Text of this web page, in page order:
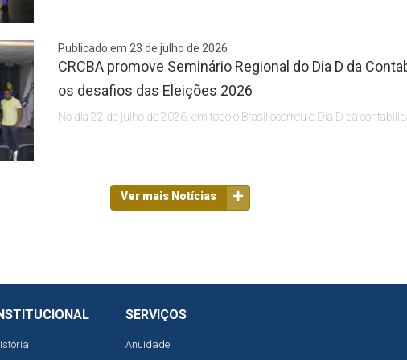
Publicado em 23 de julho de 2026
CRCBA promove Seminário Regional do Dia D da
os desafios das Eleições 2026
No dia 22 de julho de 2026, em todo o Brasil ocorreu o Dia D da
Ver mais Notícias
SERVIÇOS
Anuidade